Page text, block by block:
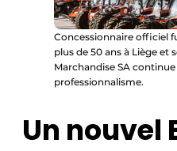
Concessionnaire officiel
plus de 50 ans à Liège et
Marchandise SA
professionnalisme.
Un nouvel